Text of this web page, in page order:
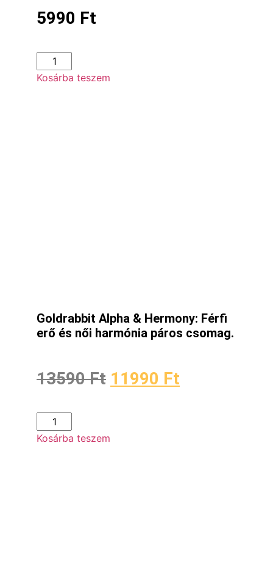
5990 Ft
Kosárba teszem
Goldrabbit Alpha & Hermony: Férfi
erő és női harmónia páros csomag.
13590Ft 11990 Ft
Kosárba teszem